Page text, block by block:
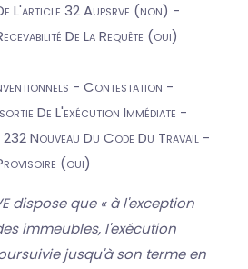
L'article 32 Aupsrve (non) -
De La Requête (oui)
- Contestation -
De L'exécution Immédiate -
Nouveau Du Code Du Travail -
(oui)
dispose que « à l'exception
immeubles, l'exécution
jusqu'à son terme en